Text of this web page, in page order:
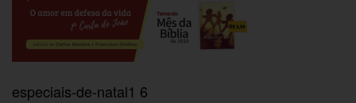
especiais-de-natal1 6